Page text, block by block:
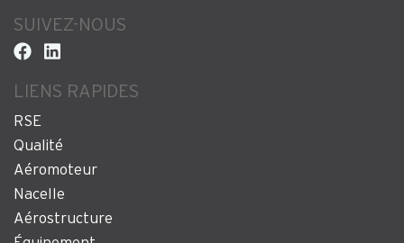
SUIVEZ-NOUS
LIENS RAPIDES
RSE
Qualité
Aéromoteur
Nacelle
Aérostructure